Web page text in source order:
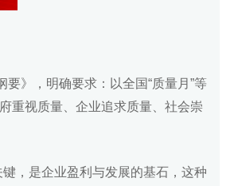
》，明确要求：以全国“质量月”等
重视质量、企业追求质量、社会崇
，是企业盈利与发展的基石，这种